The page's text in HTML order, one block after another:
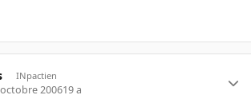
INpactien
200619 a